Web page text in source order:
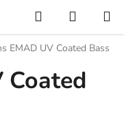
Hľadať
KOŠÍK
EMAD UV Coated Bass
Coated